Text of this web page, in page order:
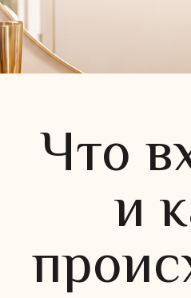
Я даю согласие на обработку
персональных данных для
спецпредложениях и акциях и